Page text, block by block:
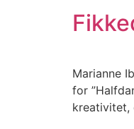
Marianne
for
kreativitet,